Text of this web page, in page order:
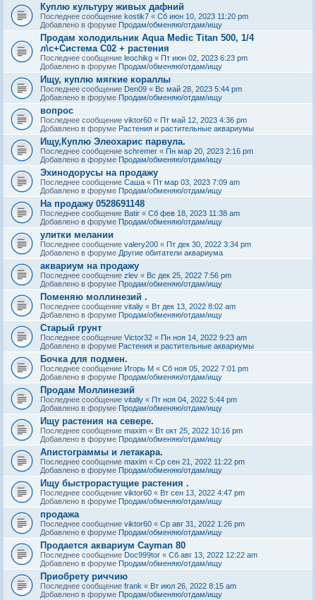
Куплю культуру живых дафний
Последнее сообщение kostik7 « Сб июн 10, 2023 11:20 pm
Добавлено в форуме Продам/обменяю/отдам/ищу
Продам холодильник Aqua Medic Titan 500, 1/4
л\с+Система С02 + растения
Последнее сообщение leochikg « Пт июн 02, 2023 6:23 pm
Добавлено в форуме Продам/обменяю/отдам/ищу
Ищу, куплю мягкие кораллы
Последнее сообщение Den09 « Вс май 28, 2023 5:44 pm
Добавлено в форуме Продам/обменяю/отдам/ищу
вопрос
Последнее сообщение viktor60 « Пт май 12, 2023 4:36 pm
Добавлено в форуме Растения и растительные аквариумы
Ищу,Куплю Элеохарис парвула.
Последнее сообщение schremer « Пн мар 20, 2023 2:16 pm
Добавлено в форуме Продам/обменяю/отдам/ищу
Эхинодорусы на продажу
Последнее сообщение Саша « Пт мар 03, 2023 7:09 am
Добавлено в форуме Продам/обменяю/отдам/ищу
На продажу 0528691148
Последнее сообщение Batir « Сб фев 18, 2023 11:38 am
Добавлено в форуме Продам/обменяю/отдам/ищу
улитки мелании
Последнее сообщение valery200 « Пт дек 30, 2022 3:34 pm
Добавлено в форуме Другие обитатели аквариума
аквариум на продажу
Последнее сообщение zlev « Вс дек 25, 2022 7:56 pm
Добавлено в форуме Продам/обменяю/отдам/ищу
Поменяю моллинезий .
Последнее сообщение vitaliy « Вт дек 13, 2022 8:02 am
Добавлено в форуме Продам/обменяю/отдам/ищу
Старый грунт
Последнее сообщение Victor32 « Пн ноя 14, 2022 9:23 am
Добавлено в форуме Растения и растительные аквариумы
Бочка для подмен.
Последнее сообщение Игорь М « Сб ноя 05, 2022 7:01 pm
Добавлено в форуме Продам/обменяю/отдам/ищу
Продам Моллинезий
Последнее сообщение vitaliy « Пт ноя 04, 2022 5:44 pm
Добавлено в форуме Продам/обменяю/отдам/ищу
Ищу растения на севере.
Последнее сообщение maxim « Вт окт 25, 2022 10:16 pm
Добавлено в форуме Продам/обменяю/отдам/ищу
Апистограммы и летакара.
Последнее сообщение maxim « Ср сен 21, 2022 11:22 pm
Добавлено в форуме Продам/обменяю/отдам/ищу
Ищу быстрорастущие растения .
Последнее сообщение viktor60 « Вт сен 13, 2022 4:47 pm
Добавлено в форуме Продам/обменяю/отдам/ищу
продажа
Последнее сообщение viktor60 « Ср авг 31, 2022 1:26 pm
Добавлено в форуме Продам/обменяю/отдам/ищу
Продается аквариум Cayman 80
Последнее сообщение Doc999tor « Сб авг 13, 2022 12:22 am
Добавлено в форуме Продам/обменяю/отдам/ищу
Приобрету риччию
Последнее сообщение frank « Вт июл 26, 2022 8:15 am
Добавлено в форуме Продам/обменяю/отдам/ищу